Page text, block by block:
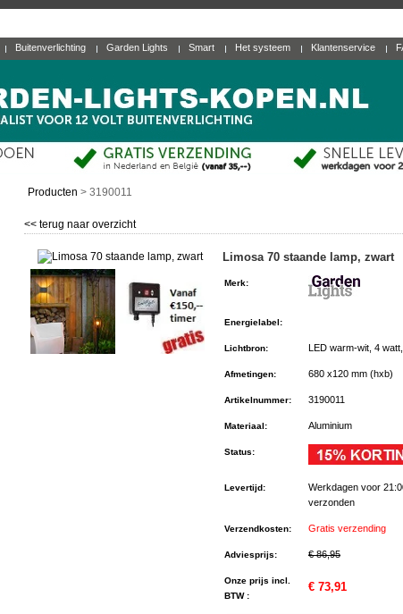
Buitenverlichting Garden Lights Smart Het systeem Klantenservice
Producten > 3190011
<< terug naar overzicht
Limosa 70 staande lamp, zwart
Merk:
Energielabel:
Lichtbron: LED warm-wit, 4
Afmetingen: 680 x120 mm (hxb)
Artikelnummer: 3190011
Materiaal: Aluminium
Status:
Levertijd:
Werkdagen voor
verzonden
Verzendkosten: Gratis verzending
Adviesprijs: € 86,95
Onze prijs incl.
BTW :
€ 73,91